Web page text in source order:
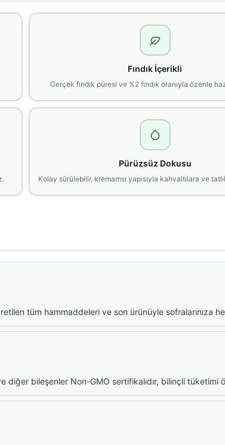
Fındık İçerikli
Gerçek fındık püresi ve %2 fındık oranıyla özenle
Pürüzsüz Dokusu
Kolay sürülebilir, kremamsı yapısıyla kahvaltılara ve
tüm hammaddeleri ve son ürünüyle sofralarınıza
diğer bileşenler Non-GMO sertifikalıdır, bilinçli tüketimi